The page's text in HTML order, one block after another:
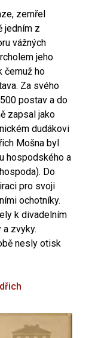
zemřel
jedním z
vážných
jeho
čemuž ho
Za svého
postav a do
zapsal jako
dudákovi
Mošna byl
hospodského a
Do
pro svoji
ochotníky.
k divadelním
a zvyky.
nesly otisk